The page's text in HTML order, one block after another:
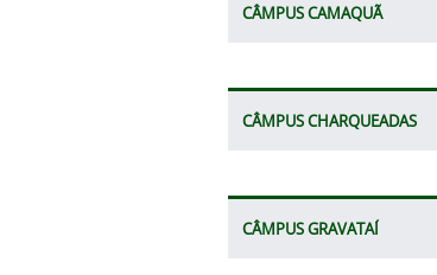
CÂMPUS CAMAQUÃ
CÂMPUS CHARQUEADAS
CÂMPUS GRAVATAÍ